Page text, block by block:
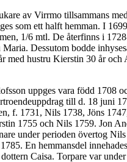
av Virrmo tillsammans
som ett halft hemman. I
1/6 mtl. De återfinns i
Dessutom bodde
hustru Kierstin 30 år och
uppges vara född 1708
till d. 18 juni
f. 1731, Nils 1738, Jöns
1755 och Nils 1759. Jon
under perioden övertog
En hemmansdel
Caisa. Torpare var